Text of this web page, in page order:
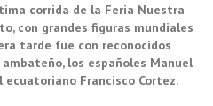
corrida de la Feria Nuestra
con grandes figuras mundiales
tarde fue con reconocidos
los españoles Manuel
ecuatoriano Francisco Cortez.